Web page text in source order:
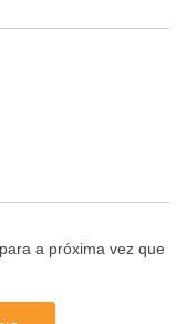
a próxima vez que